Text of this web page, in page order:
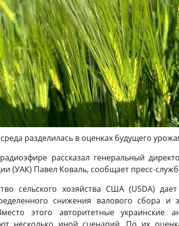
разделилась в оценках будущего
рассказал генеральный
(УАК) Павел Коваль, сообщает пресс-
сельского хозяйства США (USDA)
снижения валового сбора и
этого авторитетные украинские